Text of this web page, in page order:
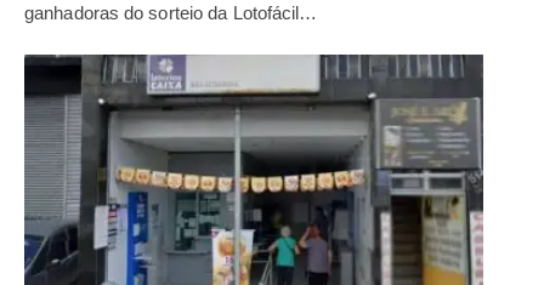
ganhadoras do sorteio da Lotofácil…